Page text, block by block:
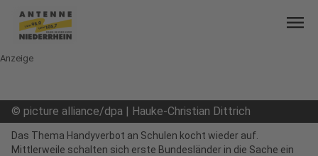
menu
Anzeige
© picture alliance/dpa | Hauke-Christian Dittrich
Das Thema Handyverbot an Schulen kocht wieder auf.
Mittlerweile schalten sich erste Bundesländer in die Sache ein